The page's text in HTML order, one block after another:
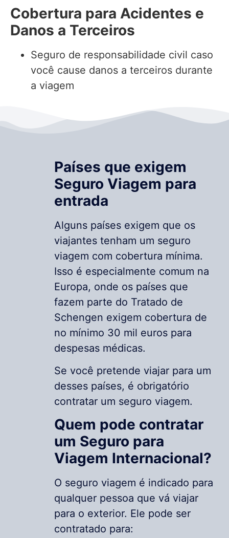
Cobertura para Acidentes e
Danos a Terceiros
Seguro de responsabilidade civil caso
você cause danos a terceiros durante
a viagem
Países que exigem
Seguro Viagem para
entrada
Alguns países exigem que os
viajantes tenham um seguro
viagem com cobertura mínima.
Isso é especialmente comum na
Europa, onde os países que
fazem parte do Tratado de
Schengen exigem cobertura de
no mínimo 30 mil euros para
despesas médicas.
Se você pretende viajar para um
desses países, é obrigatório
contratar um seguro viagem.
Quem pode contratar
um Seguro para
Viagem Internacional?
O seguro viagem é indicado para
qualquer pessoa que vá viajar
para o exterior. Ele pode ser
contratado para: